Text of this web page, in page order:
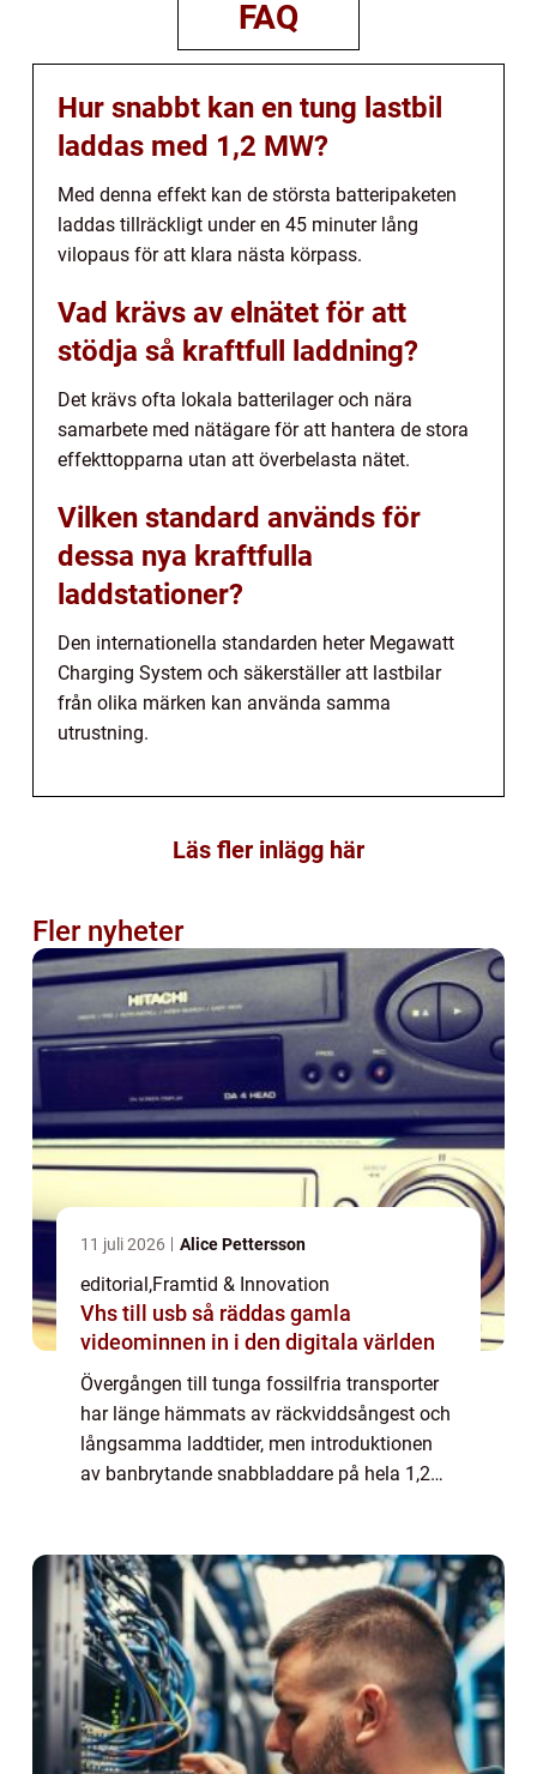
FAQ
Hur snabbt kan en tung lastbil
laddas med 1,2 MW?
Med denna effekt kan de största batteripaketen
laddas tillräckligt under en 45 minuter lång
vilopaus för att klara nästa körpass.
Vad krävs av elnätet för att
stödja så kraftfull laddning?
Det krävs ofta lokala batterilager och nära
samarbete med nätägare för att hantera de stora
effekttopparna utan att överbelasta nätet.
Vilken standard används för
dessa nya kraftfulla
laddstationer?
Den internationella standarden heter Megawatt
Charging System och säkerställer att lastbilar
från olika märken kan använda samma
utrustning.
Läs fler inlägg här
Fler nyheter
11 juli 2026 Alice Pettersson
editorial,Framtid & Innovation
Vhs till usb så räddas gamla
videominnen in i den digitala världen
Övergången till tunga fossilfria transporter
har länge hämmats av räckviddsångest och
långsamma laddtider, men introduktionen
av banbrytande snabbladdare på hela 1,2